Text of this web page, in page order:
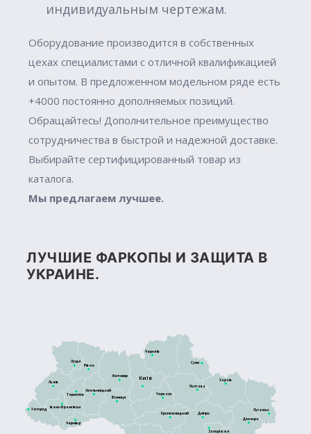
индивидуальным чертежам.
Оборудование производится в собственных
цехах специалистами с отличной квалификацией
и опытом. В предложенном модельном ряде есть
+4000 постоянно дополняемых позиций.
Обращайтесь! Дополнительное преимущество
сотрудничества в быстрой и надежной доставке.
Выбирайте сертифицированный товар из
каталога.
Мы предлагаем лучшее.
ЛУЧШИЕ ФАРКОПЫ И ЗАЩИТА В
УКРАИНЕ.
Луцьк
Київ
Житомир
Тернопіль
Рівне
Львів
Дніпро
Кропивницький
Харків
Полтава
Черкаси
Суми
Чернігів
Запоріжжя
Донецьк
Луганськ
Ужгород
Чернівці
Вінниця
Хмельницький
Івано-Франківськ